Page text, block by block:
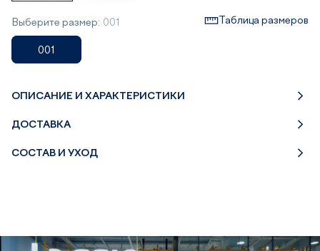
Выберите размер: 001 Таблица размеров
001
ОПИСАНИЕ И ХАРАКТЕРИСТИКИ
ДОСТАВКА
СОСТАВ И УХОД